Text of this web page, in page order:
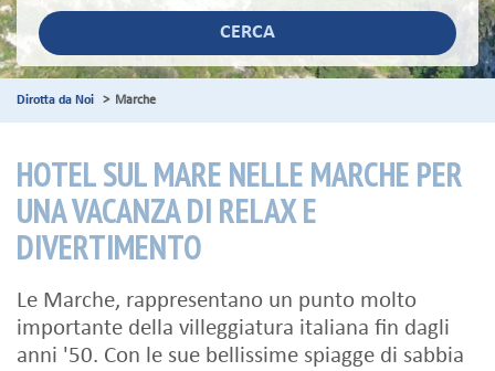
CERCA
Dirotta da Noi Marche
HOTEL SUL MARE NELLE MARCHE PER
UNA VACANZA DI RELAX E
DIVERTIMENTO
Le Marche, rappresentano un punto molto
importante della villeggiatura italiana fin dagli
anni '50. Con le sue bellissime spiagge di sabbia